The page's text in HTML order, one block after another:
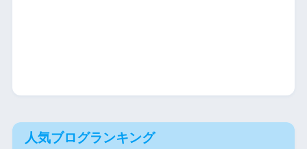
人気ブログランキング